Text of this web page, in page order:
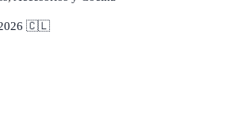
2026 🇨🇱